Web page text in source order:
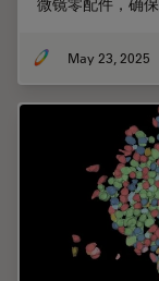
微镜零配件，确
May 23, 2025